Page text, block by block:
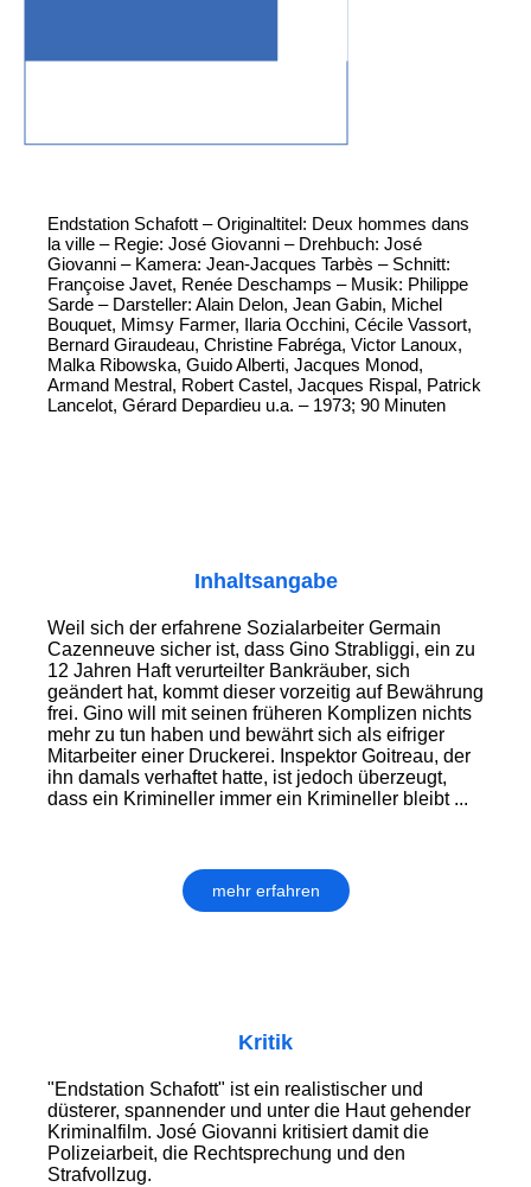
Endstation Schafott – Originaltitel: Deux hommes dans
la ville – Regie: José Giovanni – Drehbuch: José
Giovanni – Kamera: Jean-Jacques Tarbès – Schnitt:
Françoise Javet, Renée Deschamps – Musik: Philippe
Sarde – Darsteller: Alain Delon, Jean Gabin, Michel
Bouquet, Mimsy Farmer, Ilaria Occhini, Cécile Vassort,
Bernard Giraudeau, Christine Fabréga, Victor Lanoux,
Malka Ribowska, Guido Alberti, Jacques Monod,
Armand Mestral, Robert Castel, Jacques Rispal, Patrick
Lancelot, Gérard Depardieu u.a. – 1973; 90 Minuten
Inhaltsangabe
Weil sich der erfahrene Sozialarbeiter Germain
Cazenneuve sicher ist, dass Gino Strabliggi, ein zu
12 Jahren Haft verurteilter Bankräuber, sich
geändert hat, kommt dieser vorzeitig auf Bewährung
frei. Gino will mit seinen früheren Komplizen nichts
mehr zu tun haben und bewährt sich als eifriger
Mitarbeiter einer Druckerei. Inspektor Goitreau, der
ihn damals verhaftet hatte, ist jedoch überzeugt,
dass ein Krimineller immer ein Krimineller bleibt ...
mehr erfahren
Kritik
"Endstation Schafott" ist ein realistischer und
düsterer, spannender und unter die Haut gehender
Kriminalfilm. José Giovanni kritisiert damit die
Polizeiarbeit, die Rechtsprechung und den
Strafvollzug.